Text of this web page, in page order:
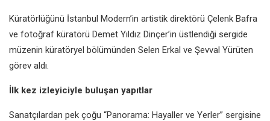
Küratörlüğünü İstanbul Modern’in artistik direktörü Çelenk Bafra
ve fotoğraf küratörü Demet Yıldız Dinçer’in üstlendiği sergide
müzenin küratöryel bölümünden Selen Erkal ve Şevval Yürüten
görev aldı.
İlk kez izleyiciyle buluşan yapıtlar
Sanatçılardan pek çoğu “Panorama: Hayaller ve Yerler” sergisine